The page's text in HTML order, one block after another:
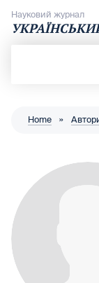
Науковий журнал
Home »